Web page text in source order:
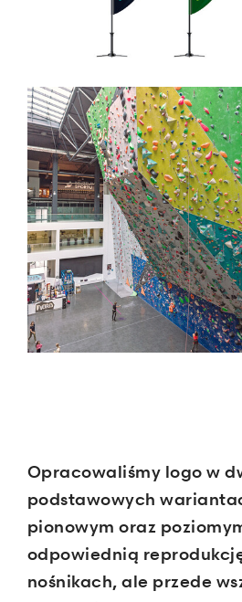
Opracowaliśmy logo w
podstawowych
pionowym oraz
odpowiednią
nośnikach, ale przede